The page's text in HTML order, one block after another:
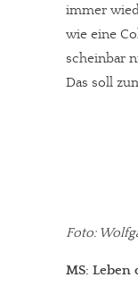
immer
wie eine
scheinbar
Das soll
Foto:
MS: Leben